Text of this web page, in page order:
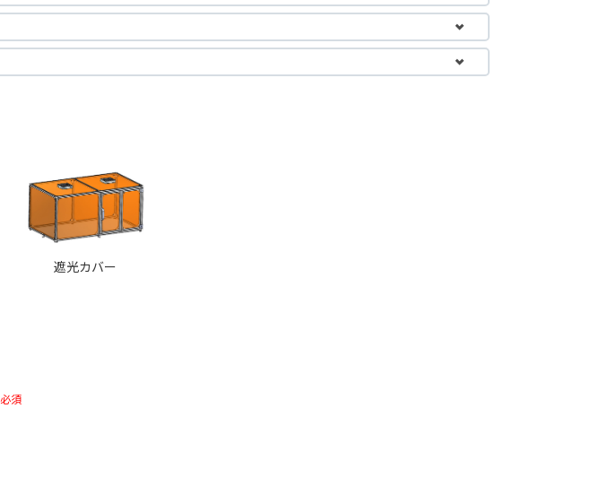
遮光カバー
必須